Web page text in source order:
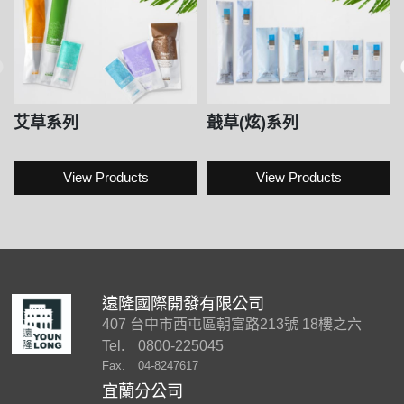
艾草系列
View Products
蕺草(炫)系列
View Products
遠隆國際開發有限公司
407 台中市西屯區朝富路213號 18樓之六
Tel.
0800-225045
Fax. 04-8247617
宜蘭分公司